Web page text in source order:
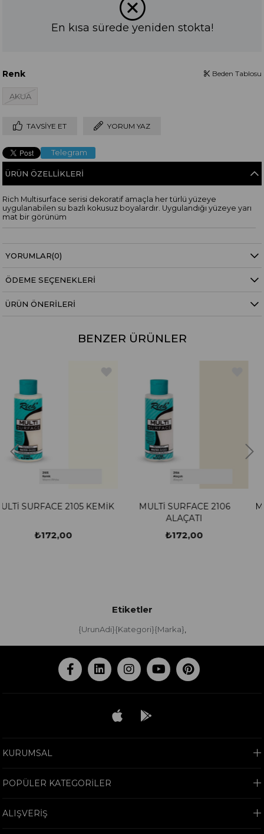
En kısa sürede yeniden stokta!
Renk
AKUA
Beden Tablosu
TAVSIYE ET YORUM YAZ
Telegram
ÜRÜN ÖZELLIKLERI
Rich Multisurface serisi dekoratif amaçla her türlü yüzeye
uygulanabilen su bazlı kokusuz boyalardır. Uygulandığı yüzeye yarı
mat bir görünüm
YORUMLAR(0)
ÖDEME SEÇENEKLERI
ÜRÜN ÖNERILERI
BENZER ÜRÜNLER
KEMİK
MULTİ SURFACE 2106
MULTİ SURFACE
Etiketler
{UrunAdi}{Kategori}{Marka},
KURUMSAL
POPÜLER KATEGORİLER
ALIŞVERİŞ